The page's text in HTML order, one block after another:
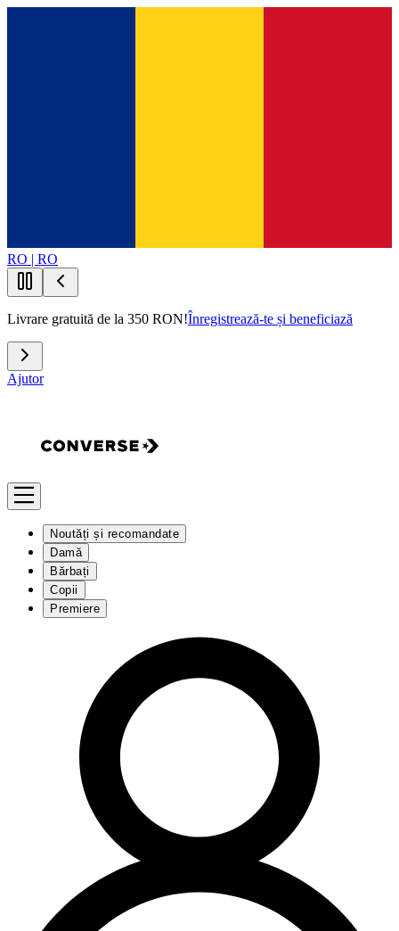
RO | RO
Livrare gratuită de la 350 RON!Înregistrează-te și beneficiază
Ajutor
Noutăți și recomandate
Damă
Bărbați
Copii
Premiere